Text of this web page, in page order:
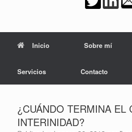
Inicio Sobre mí
Servicios Contacto
¿CUÁNDO TERMINA EL
INTERINIDAD?